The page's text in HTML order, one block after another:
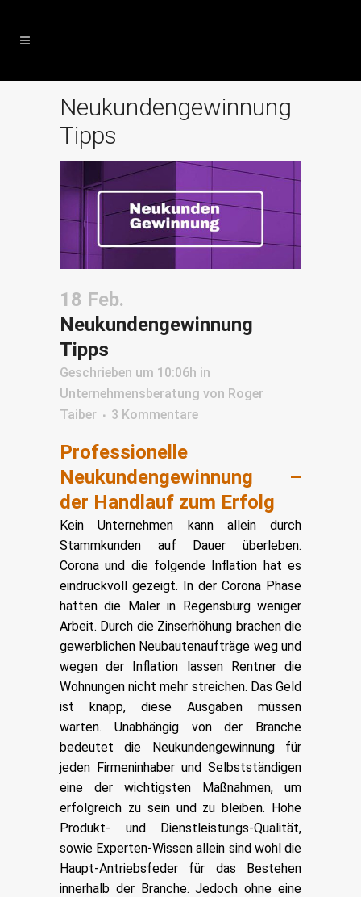
Neukundengewinnung
Tipps
18 Feb.
Neukundengewinnung
Tipps
Geschrieben um 10:06h in
Unternehmensberatung von Roger
Taiber
3 Kommentare
Professionelle
Neukundengewinnung –
der Handlauf zum Erfolg
Kein Unternehmen kann allein durch
Stammkunden auf Dauer überleben.
Corona und die folgende Inflation hat es
eindruckvoll gezeigt. In der Corona Phase
hatten die Maler in Regensburg weniger
Arbeit. Durch die Zinserhöhung brachen die
gewerblichen Neubautenaufträge weg und
wegen der Inflation lassen Rentner die
Wohnungen nicht mehr streichen. Das Geld
ist knapp, diese Ausgaben müssen
warten. Unabhängig von der Branche
bedeutet die Neukundengewinnung für
jeden Firmeninhaber und Selbstständigen
eine der wichtigsten Maßnahmen, um
erfolgreich zu sein und zu bleiben. Hohe
Produkt- und Dienstleistungs-Qualität,
sowie Experten-Wissen allein sind wohl die
Haupt-Antriebsfeder für das Bestehen
innerhalb der Branche. Jedoch ohne eine